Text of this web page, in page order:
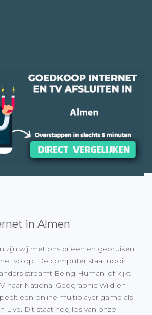
in Almen
zijn wij met ons drieën en gebruiken
volop. De computer staat nooit
streamt Being Human, of kijkt
naar National Geographic Wild en
een online multiplayer game als
Live. Dit staat nog los van onze